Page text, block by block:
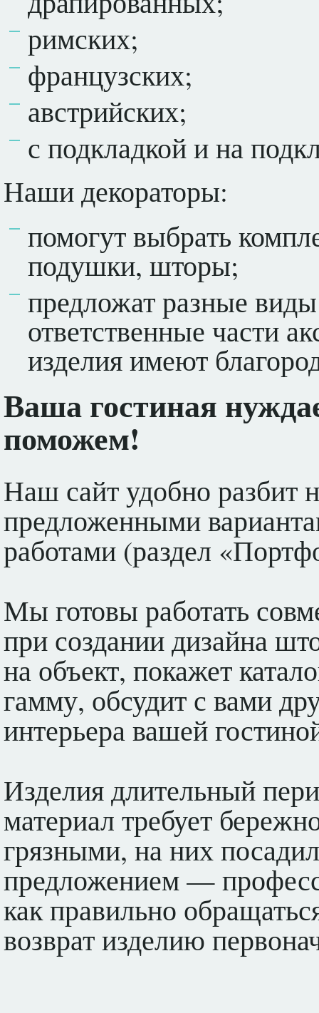
римских;
французских;
австрийских;
с подкладкой и на
Наши декораторы:
помогут выбрать
подушки, шторы;
предложат разные
ответственные части
изделия имеют
Ваша гостиная
поможем!
Наш сайт удобно разбит
предложенными
работами (раздел
Мы готовы работать
при создании дизайна
на объект, покажет
гамму, обсудит с вами
интерьера вашей
Изделия длительный
материал требует
грязными, на них
предложением —
как правильно
возврат изделию